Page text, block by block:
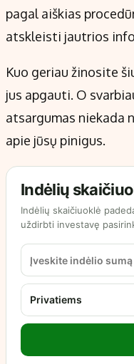
pagal aiškias
atskleisti jautrios
Kuo geriau žinosite
jus apgauti. O
atsargumas niekada
apie jūsų pinigus.